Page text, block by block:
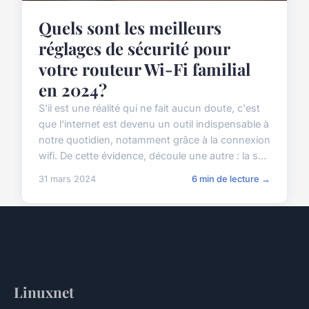
Quels sont les meilleurs
réglages de sécurité pour
votre routeur Wi-Fi familial
en 2024?
S'il est une réalité qui ne fait aucun doute, c'est
que l'internet est devenu un outil indispensable à
notre quotidien, notamment grâce à la connexion
wifi. De cette évidence, découle une autre : la s...
31 mars 2024 6 min de lecture →
Linuxnet